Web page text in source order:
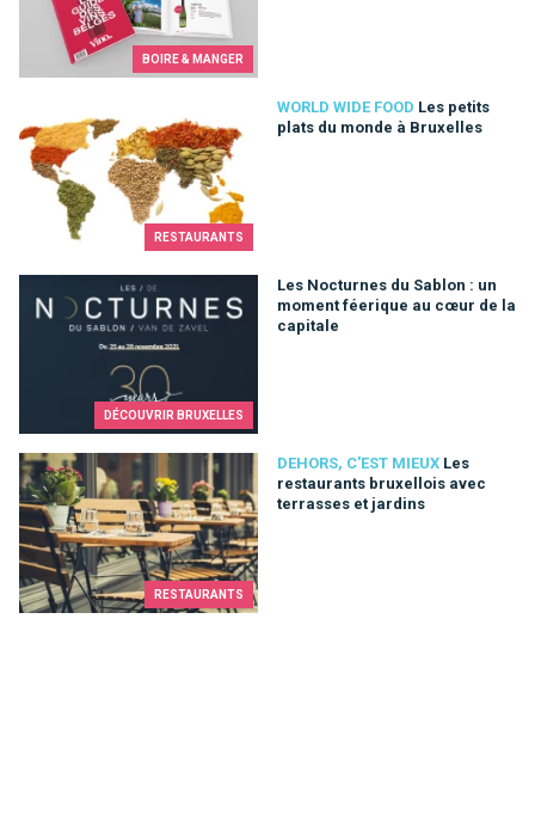
BOIRE & MANGER
RESTAURANTS
WORLD WIDE FOOD Les petits
plats du monde à Bruxelles
Les petits plats du monde à Bruxelles
DÉCOUVRIR BRUXELLES
Les Nocturnes du Sablon : un
moment féerique au cœur de la
capitale
Les Nocturnes du Sablon : un moment féerique au cœur de la
RESTAURANTS
DEHORS, C'EST MIEUX Les
restaurants bruxellois avec
terrasses et jardins
Les restaurants bruxellois avec terrasses et jardins